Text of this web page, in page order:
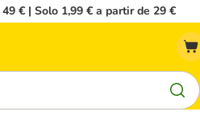
49 € | Solo 1,99 € a partir de 29 €